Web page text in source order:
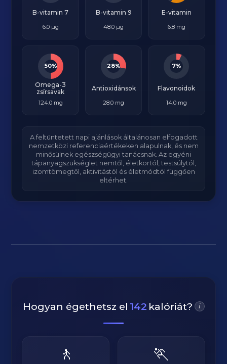
B-vitamin 7
6.0 µg
B-vitamin 9
48.0 µg
E-vitamin
6.8 mg
50%
Omega-3
zsírsavak
124.0 mg
28%
Antioxidánsok
28.0 mg
7%
Flavonoidok
14.0 mg
A feltüntetett napi ajánlások általánosan elfogadott
nemzetközi referenciaértékeken alapulnak, és nem
minősülnek egészségügyi tanácsnak. Az egyéni
tápanyagszükséglet nemtől, életkortól, testsúlytól,
izomtömegtől, aktivitástól és életmódtól függően
eltérhet.
Hogyan égethetsz el 142 kalóriát? i
🚶 🏃